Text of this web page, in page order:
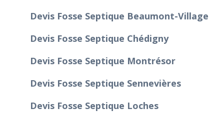
Devis Fosse Septique Beaumont-Village
Devis Fosse Septique Chédigny
Devis Fosse Septique Montrésor
Devis Fosse Septique Sennevières
Devis Fosse Septique Loches